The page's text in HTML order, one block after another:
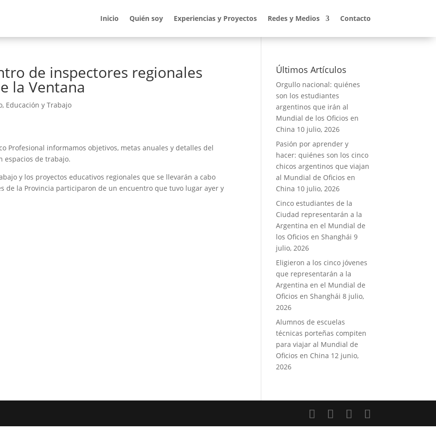
Inicio Quién soy Experiencias y Proyectos Redes y Medios Contacto
de inspectores regionales
la Ventana
, Educación y Trabajo
Profesional informamos objetivos, metas anuales y detalles del
espacios de trabajo.
y los proyectos educativos regionales que se llevarán a cabo
de la Provincia participaron de un encuentro que tuvo lugar ayer y
Últimos Artículos
Orgullo nacional: quiénes
son los estudiantes
argentinos que irán al
Mundial de los Oficios en
China 10 julio, 2026
Pasión por aprender y
hacer: quiénes son los cinco
chicos argentinos que viajan
al Mundial de Oficios en
China 10 julio, 2026
Cinco estudiantes de la
Ciudad representarán a la
Argentina en el Mundial de
los Oficios en Shanghái 9
julio, 2026
Eligieron a los cinco jóvenes
que representarán a la
Argentina en el Mundial de
Oficios en Shanghái 8 julio,
2026
Alumnos de escuelas
técnicas porteñas compiten
para viajar al Mundial de
Oficios en China 12 junio,
2026